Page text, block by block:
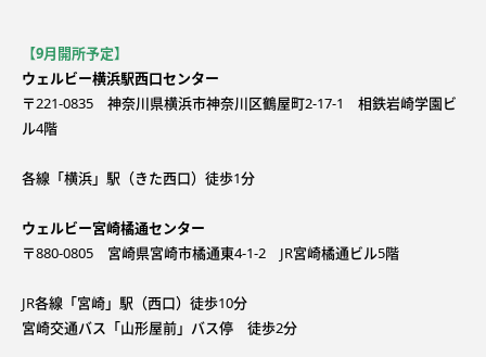
【9月開所予定】
ウェルビー横浜駅西口センター
〒221-0835 神奈川県横浜市神奈川区鶴屋町2-17-1 相鉄岩崎学園ビ
ル4階
各線「横浜」駅（きた西口）徒歩1分
ウェルビー宮崎橘通センター
〒880-0805 宮崎県宮崎市橘通東4-1-2 JR宮崎橘通ビル5階
JR各線「宮崎」駅（西口）徒歩10分
宮崎交通バス「山形屋前」バス停 徒歩2分